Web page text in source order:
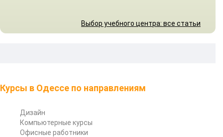
Выбор учебного центра: все статьи
Курсы в Одессе по направлениям
Дизайн
Компьютерные курсы
Офисные работники